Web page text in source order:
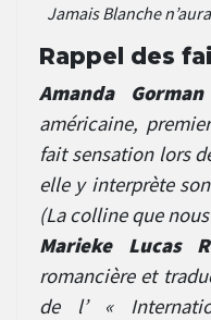
Jamais Blanche
Rappel des
Amanda Gorman
américaine,
fait sensation lors
elle y interprète
(La colline que
Marieke Lucas
romancière et
de l’ «